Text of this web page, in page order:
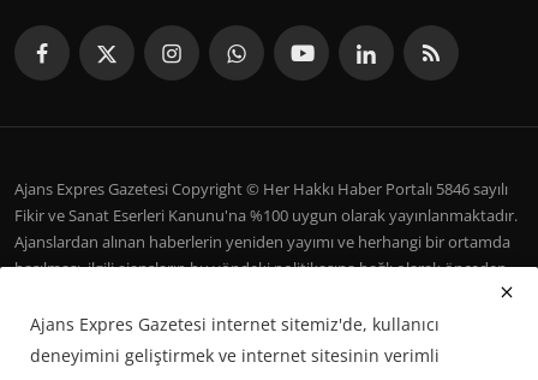
Ajans Expres Gazetesi Copyright © Her Hakkı Haber Portalı 5846 sayılı
Fikir ve Sanat Eserleri Kanunu'na %100 uygun olarak yayınlanmaktadır.
Ajanslardan alınan haberlerin yeniden yayımı ve herhangi bir ortamda
basılması, ilgili ajansların bu yöndeki politikasına bağlı olarak önceden
İletişim Şartlar ve Koşullar Çerez Politikası
Galeri
Ajans Expres Gazetesi internet sitemiz'de, kullanıcı
deneyimini geliştirmek ve internet sitesinin verimli